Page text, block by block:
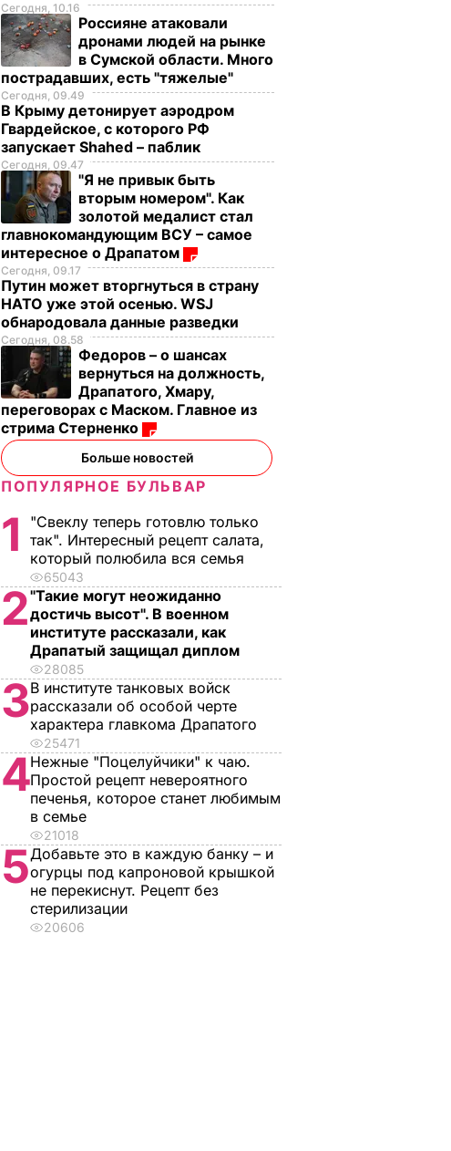
Сегодня, 10.16
Россияне атаковали
дронами людей на рынке
в Сумской области. Много
пострадавших, есть "тяжелые"
Сегодня, 09.49
В Крыму детонирует аэродром
Гвардейское, с которого РФ
запускает Shahed – паблик
Сегодня, 09.47
"Я не привык быть
вторым номером". Как
золотой медалист стал
главнокомандующим ВСУ – самое
интересное о Драпатом
Сегодня, 09.17
Путин может вторгнуться в страну
НАТО уже этой осенью. WSJ
обнародовала данные разведки
Сегодня, 08.58
Федоров – о шансах
вернуться на должность,
Драпатого, Хмару,
переговорах с Маском. Главное из
стрима Стерненко
Больше новостей
ПОПУЛЯРНОЕ БУЛЬВАР
1
"Свеклу теперь готовлю только
так". Интересный рецепт салата,
который полюбила вся семья
65043
2"Такие могут неожиданно
достичь высот". В военном
институте рассказали, как
Драпатый защищал диплом
28085
3В институте танковых войск
рассказали об особой черте
характера главкома Драпатого
25471
4Нежные "Поцелуйчики" к чаю.
Простой рецепт невероятного
печенья, которое станет любимым
в семье
21018
5Добавьте это в каждую банку – и
огурцы под капроновой крышкой
не перекиснут. Рецепт без
стерилизации
20606